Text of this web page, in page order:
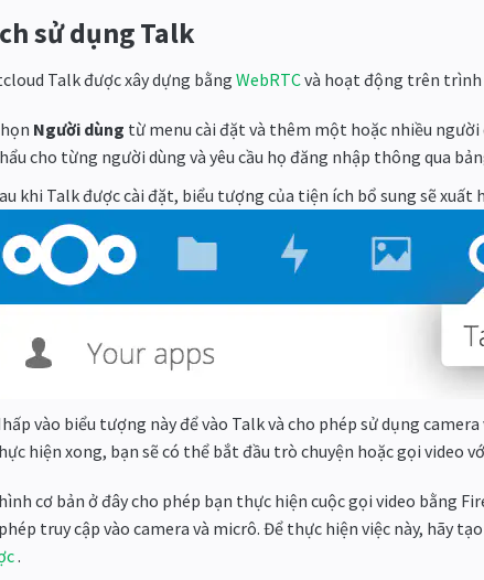
sử dụng Talk
Talk được xây dựng bằng WebRTCvà hoạt động trên trình
Người dùng từ menu cài đặt và thêm một hoặc nhiều
cho từng người dùng và yêu cầu họ đăng nhập thông qua
khi Talk được cài đặt, biểu tượng của tiện ích bổ sung sẽ xuất
vào biểu tượng này để vào Talk và cho phép sử dụng
hiện xong, bạn sẽ có thể bắt đầu trò chuyện hoặc gọi video
cơ bản ở đây cho phép bạn thực hiện cuộc gọi video bằng
truy cập vào camera và micrô. Để thực hiện việc này, hãy tạo
.